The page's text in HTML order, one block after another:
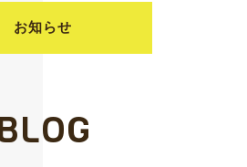
お知らせ